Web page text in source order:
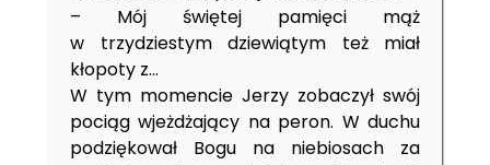
– Mój świętej pamięci mąż
w trzydziestym dziewiątym też miał
kłopoty z…
W tym momencie Jerzy zobaczył swój
pociąg wjeżdżający na peron. W duchu
podziękował Bogu na niebiosach za